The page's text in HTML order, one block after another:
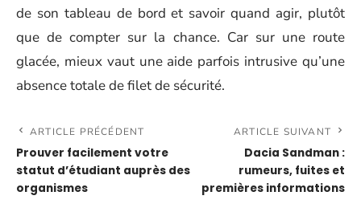
de son tableau de bord et savoir quand agir, plutôt
que de compter sur la chance. Car sur une route
glacée, mieux vaut une aide parfois intrusive qu’une
absence totale de filet de sécurité.
ARTICLE PRÉCÉDENT
Prouver facilement votre
statut d’étudiant auprès des
organismes
ARTICLE SUIVANT
Dacia Sandman :
rumeurs, fuites et
premières informations